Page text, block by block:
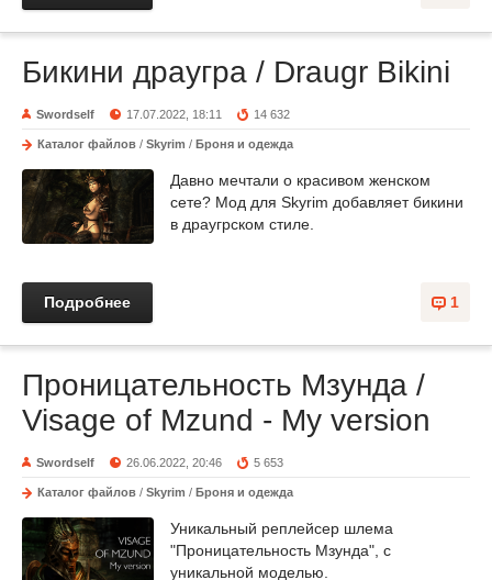
Бикини драугра / Draugr Bikini
Swordself 17.07.2022, 18:11 14 632
Каталог файлов / Skyrim / Броня и одежда
Давно мечтали о красивом женском
сете? Мод для Skyrim добавляет бикини
в драугрском стиле.
1
Подробнее
Проницательность Мзунда /
Visage of Mzund - My version
Swordself 26.06.2022, 20:46 5 653
Каталог файлов / Skyrim / Броня и одежда
Уникальный реплейсер шлема
"Проницательность Мзунда", с
уникальной моделью.